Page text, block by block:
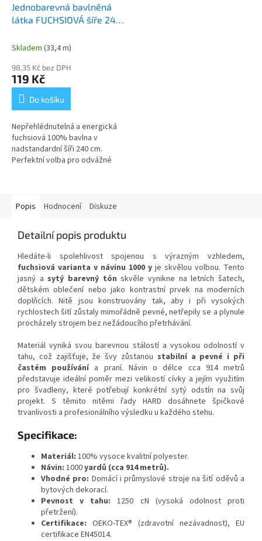
Jednobarevná bavlněná
látka FUCHSIOVÁ šíře 240
Skladem (33,4 m)
98,35 Kč bez DPH
119 Kč
Do košíku
Nepřehlédnutelná a energická
fuchsiová 100% bavlna v
nadstandardní šíři 240 cm.
Perfektní volba pro odvážné
Popis
Hodnocení Diskuze
Detailní popis produktu
Hledáte-li spolehlivost spojenou s výrazným vzhledem,
fuchsiová varianta v návinu 1000 y je skvělou volbou. Tento
jasný a sytý barevný tónskvěle vynikne na letních šatech,
dětském oblečení nebo jako kontrastní prvek na moderních
doplňcích. Nitě jsou konstruovány tak, aby i při vysokých
rychlostech šití zůstaly mimořádně pevné, netřepily se a plynule
procházely strojem bez nežádoucího přetrhávání.
Materiál vyniká svou barevnou stálostí a vysokou odolností v
tahu, což zajišťuje, že švy zůstanou stabilní a pevné i při
častém používánía praní. Návin o délce cca 914 metrů
představuje ideální poměr mezi velikostí cívky a jejím využitím
pro švadleny, které potřebují konkrétní sytý odstín na svůj
projekt. S těmito nitěmi řady HARD dosáhnete špičkové
trvanlivosti a profesionálního výsledku u každého stehu.
Specifikace:
Materiál: 100% vysoce kvalitní polyester.
Návin: 1000yardů (cca 914 metrů).
Vhodné pro: Domácí i průmyslové stroje na šití oděvů a
bytových dekorací.
Pevnost v tahu:1250 cN (vysoká odolnost proti
přetržení).
Certifikace: OEKO-TEX® (zdravotní nezávadnost), EU
certifikace EN45014.